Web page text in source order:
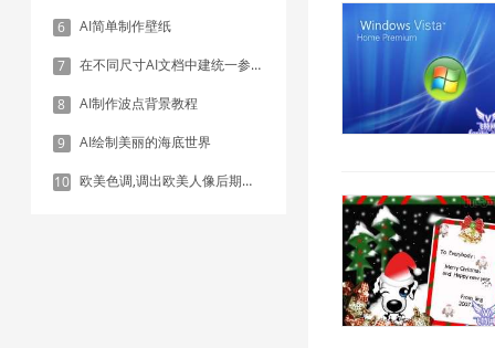
6 AI简单制作壁纸
7 在不同尺寸AI文档中建统一参考线 - 方法1：对齐和分布
8 AI制作波点背景教程
9 AI绘制美丽的海底世界
10 欧美色调,调出欧美人像后期色调实例